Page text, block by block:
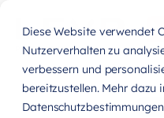
Diese Website verwendet
Nutzerverhalten zu
verbessern und
bereitzustellen. Mehr dazu